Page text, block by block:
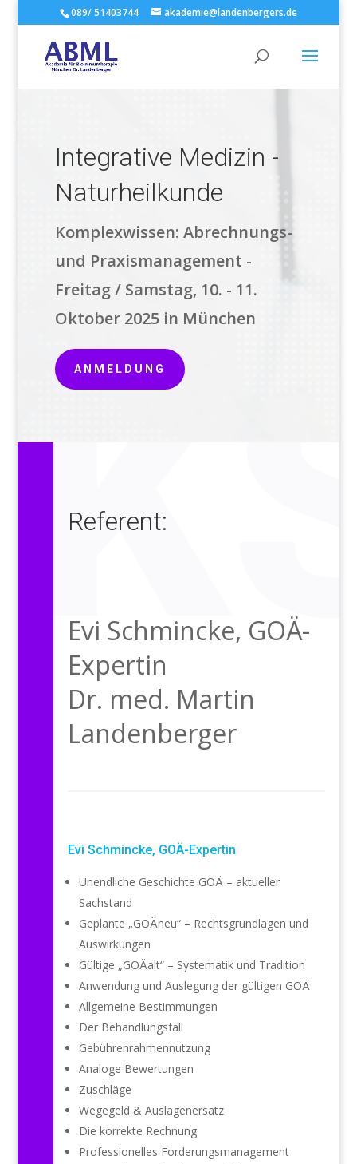
089/ 51403744 akademie@landenbergers.de
Integrative Medizin -
Naturheilkunde
Komplexwissen: Abrechnungs-
und Praxismanagement -
Freitag / Samstag, 10. - 11.
Oktober 2025 in München
ANMELDUNG
Referent:
Evi Schmincke, GOÄ-
Expertin
Dr. med. Martin
Landenberger
Evi Schmincke, GOÄ-Expertin
Unendliche Geschichte GOÄ – aktueller
Sachstand
Geplante „GOÄneu“ – Rechtsgrundlagen und
Auswirkungen
Gültige „GOÄalt“ – Systematik und Tradition
Anwendung und Auslegung der gültigen GOÄ
Allgemeine Bestimmungen
Der Behandlungsfall
Gebührenrahmennutzung
Analoge Bewertungen
Zuschläge
Wegegeld & Auslagenersatz
Die korrekte Rechnung
Professionelles Forderungsmanagement